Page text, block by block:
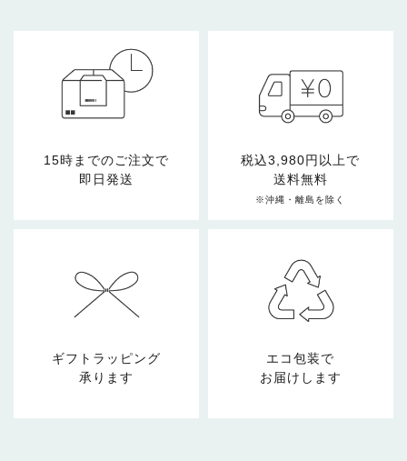
15時までのご注文で
即日発送
税込3,980円以上で
送料無料
※沖縄・離島を除く
ギフトラッピング
承ります
エコ包装で
お届けします